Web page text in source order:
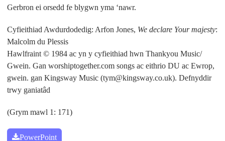
Gerbron ei orsedd fe blygwn yma ‘nawr.
Cyfieithiad Awdurdodedig: Arfon Jones, We declare Your majesty:
Malcolm du Plessis
Hawlfraint © 1984 ac yn y cyfieithiad hwn Thankyou Music/
Gwein. Gan worshiptogether.com songs ac eithrio DU ac Ewrop,
gwein. gan Kingsway Music (tym@kingsway.co.uk). Defnyddir
trwy ganiatâd
(Grym mawl 1: 171)
PowerPoint